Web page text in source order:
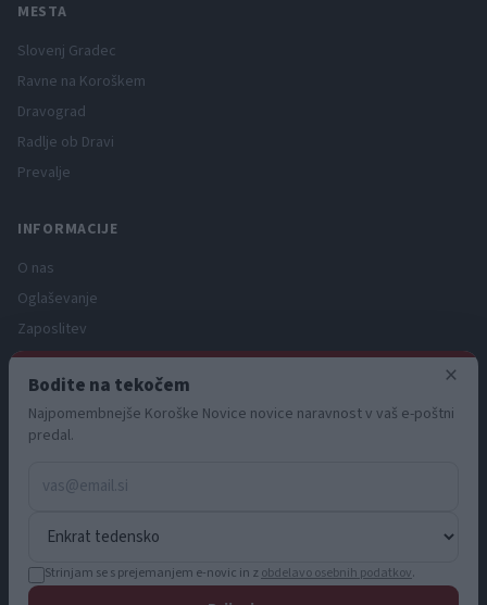
MESTA
Slovenj Gradec
Ravne na Koroškem
Dravograd
Radlje ob Dravi
Prevalje
INFORMACIJE
O nas
Oglaševanje
Zaposlitev
Pravno obvestilo
Zasebnost in piškotki
Storitve
Pogoji uporabe
×
Bodite na tekočem
Najpomembnejše Koroške Novice novice naravnost v vaš e-poštni
predal.
Strinjam se s prejemanjem e-novic in z obdelavo osebnih podatkov.